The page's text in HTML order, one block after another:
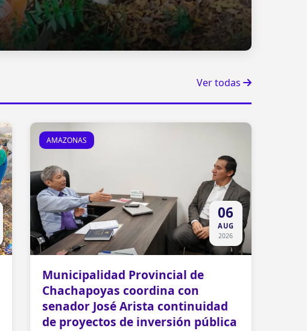
Ver todas
AMAZONAS
06
AUG
2026
Municipalidad Provincial de
Chachapoyas coordina con
senador José Arista continuidad
de proyectos de inversión pública